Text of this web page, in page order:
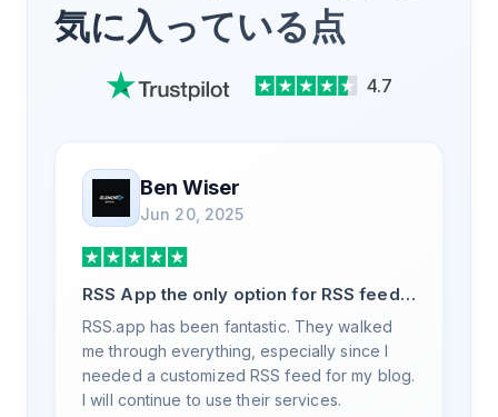
気に入っている点
4.7
Ben Wiser
Jun 20, 2025
RSS App the only option for RSS feed
generation
RSS.app has been fantastic. They walked
me through everything, especially since I
needed a customized RSS feed for my blog.
I will continue to use their services.